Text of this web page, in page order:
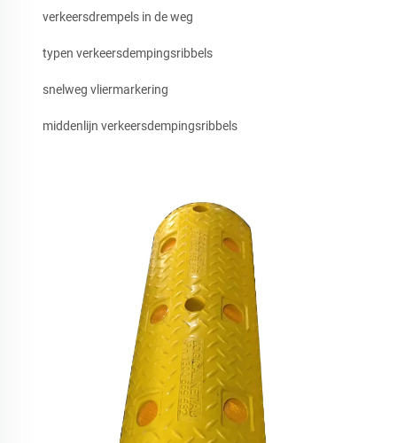
verkeersdrempels in de weg
typen verkeersdempingsribbels
snelweg vliermarkering
middenlijn verkeersdempingsribbels